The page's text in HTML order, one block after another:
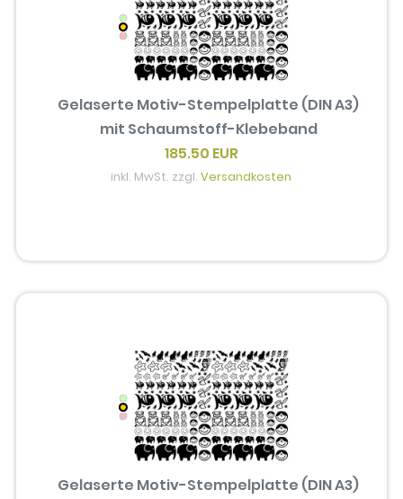
Gelaserte Motiv-Stempelplatte (DIN A3)
mit Schaumstoff-Klebeband
185.50 EUR
inkl. MwSt. zzgl.Versandkosten
Gelaserte Motiv-Stempelplatte (DIN A3)